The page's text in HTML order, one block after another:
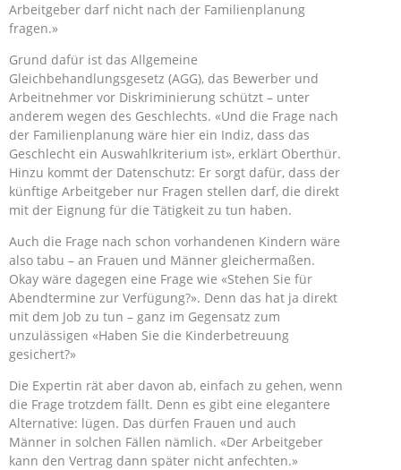
Arbeitgeber darf nicht nach der Familienplanung
fragen.»
Grund dafür ist das Allgemeine
Gleichbehandlungsgesetz (AGG), das Bewerber und
Arbeitnehmer vor Diskriminierung schützt – unter
anderem wegen des Geschlechts. «Und die Frage nach
der Familienplanung wäre hier ein Indiz, dass das
Geschlecht ein Auswahlkriterium ist», erklärt Oberthür.
Hinzu kommt der Datenschutz: Er sorgt dafür, dass der
künftige Arbeitgeber nur Fragen stellen darf, die direkt
mit der Eignung für die Tätigkeit zu tun haben.
Auch die Frage nach schon vorhandenen Kindern wäre
also tabu – an Frauen und Männer gleichermaßen.
Okay wäre dagegen eine Frage wie «Stehen Sie für
Abendtermine zur Verfügung?». Denn das hat ja direkt
mit dem Job zu tun – ganz im Gegensatz zum
unzulässigen «Haben Sie die Kinderbetreuung
gesichert?»
Die Expertin rät aber davon ab, einfach zu gehen, wenn
die Frage trotzdem fällt. Denn es gibt eine elegantere
Alternative: lügen. Das dürfen Frauen und auch
Männer in solchen Fällen nämlich. «Der Arbeitgeber
kann den Vertrag dann später nicht anfechten.»